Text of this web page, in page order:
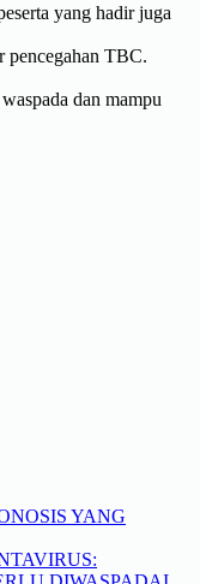
yang hadir juga
pencegahan TBC.
dan mampu